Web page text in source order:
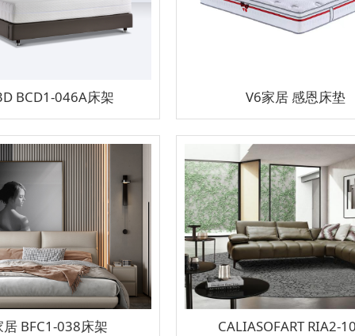
BCD1-046A床架 V6家居 感恩床垫
居 BFC1-038床架 CALIASOFART RIA2-